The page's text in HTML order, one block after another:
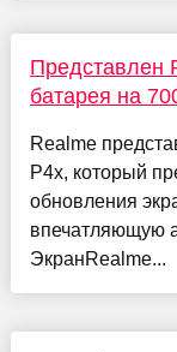
Представлен
батарея на
Realme
P4x, который
обновления
впечатляющую
ЭкранRealme...